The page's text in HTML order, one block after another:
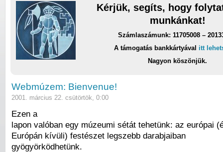
Kérjük, segíts, hogy
munkánkat!
Számlaszámunk: 11705008 –
A támogatás bankkártyával itt
Nagyon köszönjük.
Webmúzem: Bienvenue!
2001. március 22. csütörtök, 0:00
Ezen a
lapon valóban egy múzeumi sétát tehetünk: az európai
Európán kívüli) festészet legszebb darabjaiban
gyögyörködhetünk.